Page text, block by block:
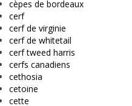
cèpes de bordeaux
cerf
cerf de virginie
cerf de whitetail
cerf tweed harris
cerfs canadiens
cethosia
cetoine
cette